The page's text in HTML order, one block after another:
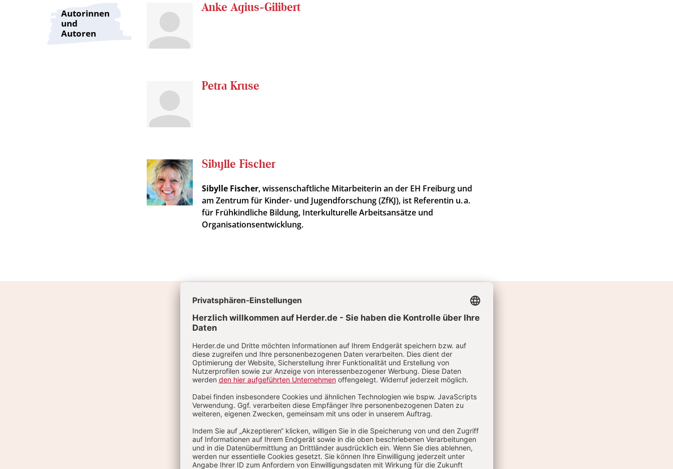
Autorinnen
und
Autoren
Anke Agius-Gilibert
Petra Kruse
Sibylle Fischer
Sibylle Fischer, wissenschaftliche Mitarbeiterin an der EH Freiburg und
am Zentrum für Kinder- und Jugendforschung (ZfKJ), ist Referentin u. a.
für Frühkindliche Bildung, Interkulturelle Arbeitsansätze und
Organisationsentwicklung.
Aktuelle Hefte